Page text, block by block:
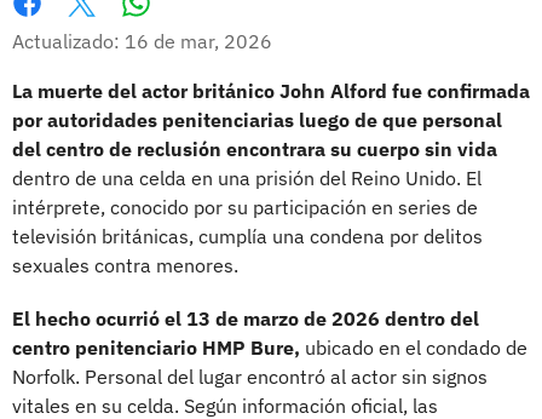
Facebook
X
Actualizado: 16 de mar, 2026
La muerte del actor británico John Alford fue confirmada
por autoridades penitenciarias luego de que personal
del centro de reclusión encontrara su cuerpo sin vida
dentro de una celda en una prisión del Reino Unido. El
intérprete, conocido por su participación en series de
televisión británicas, cumplía una condena por delitos
sexuales contra menores.
El hecho ocurrió el 13 de marzo de 2026 dentro del
centro penitenciario HMP Bure, ubicado en el condado de
Norfolk. Personal del lugar encontró al actor sin signos
vitales en su celda. Según información oficial, las